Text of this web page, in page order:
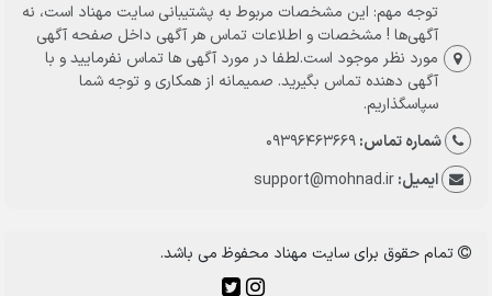
توجه مهم: این مشخصات مربوط به پشتیبانی سایت مهناد است، نه
آگهی‌ها ! مشخصات و اطلاعات تماس هر آگهی داخل صفحه آگهی
مورد نظر موجود است.لطفا در مورد آگهی ها تماس نفرمایید و با
آگهی دهنده تماس بگیرید. صمیمانه از همکاری و توجه شما
سپاسگذاریم.
شماره تماس:09396463669
ایمیل:support@mohnad.ir
تمام حقوق برای سایت مهناد محفوظ می باشد.